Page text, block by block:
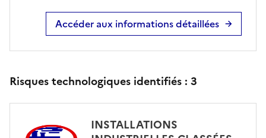
Accéder aux informations détaillées
Risques technologiques identifiés : 3
INSTALLATIONS